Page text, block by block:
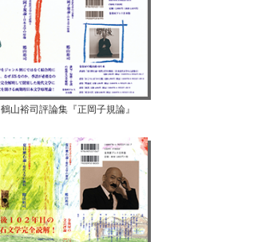
鶴山裕司評論集『正岡子規論』